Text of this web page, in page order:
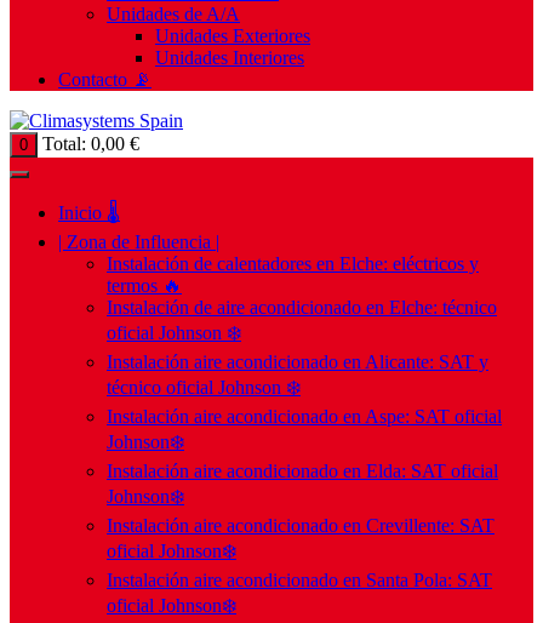
Unidades de A/A
Unidades Exteriores
Unidades Interiores
Contacto 📡
0 Total: 0,00 €
Inicio 🌡️
| Zona de Influencia |
Instalación de calentadores en Elche: eléctricos y
termos 🔥
Instalación de aire acondicionado en Elche: técnico
oficial Johnson ❄️
Instalación aire acondicionado en Alicante: SAT y
técnico oficial Johnson ❄️
Instalación aire acondicionado en Aspe: SAT oficial
Johnson❄️
Instalación aire acondicionado en Elda: SAT oficial
Johnson❄️
Instalación aire acondicionado en Crevillente: SAT
oficial Johnson❄️
Instalación aire acondicionado en Santa Pola: SAT
oficial Johnson❄️